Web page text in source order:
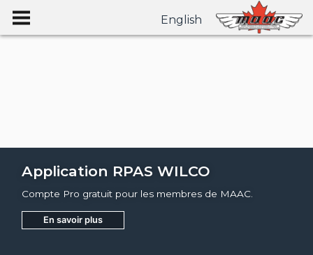
English
Application RPAS WILCO
Compte Pro gratuit pour les membres de MAAC.
En savoir plus